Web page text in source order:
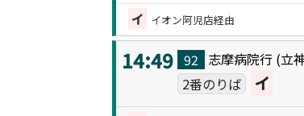
イ イオン阿児店経由
14:49 92 志摩病院行 (立
2番のりば イ